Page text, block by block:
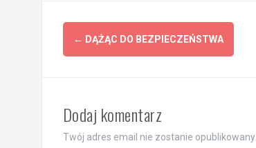
Post
navigation
← DĄŻĄC DO BEZPIECZEŃSTWA
Dodaj komentarz
Twój adres email nie zostanie opublikowany.